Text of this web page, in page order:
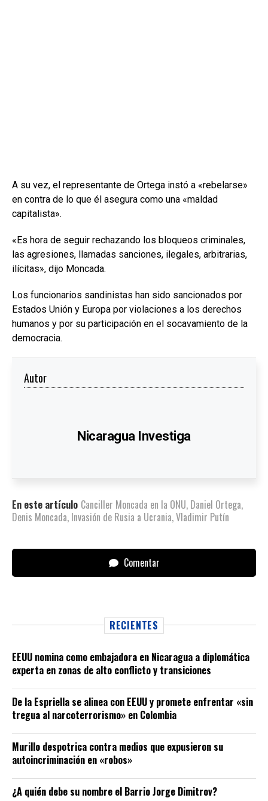
A su vez, el representante de Ortega instó a «rebelarse»
en contra de lo que él asegura como una «maldad
capitalista».
«Es hora de seguir rechazando los bloqueos criminales,
las agresiones, llamadas sanciones, ilegales, arbitrarias,
ilícitas», dijo Moncada.
Los funcionarios sandinistas han sido sancionados por
Estados Unión y Europa por violaciones a los derechos
humanos y por su participación en el socavamiento de la
democracia.
Autor
Nicaragua Investiga
En este artículo Canciller Moncada en la ONU, Daniel Ortega,
Denis Moncada, Invasión de Rusia a Ucrania,Vladimir Putín
Comentar
RECIENTES
EEUU nomina como embajadora en Nicaragua a diplomática
experta en zonas de alto conflicto y transiciones
De la Espriella se alinea con EEUU y promete enfrentar «sin
tregua al narcoterrorismo» en Colombia
Murillo despotrica contra medios que expusieron su
autoincriminación en «robos»
¿A quién debe su nombre el Barrio Jorge Dimitrov?